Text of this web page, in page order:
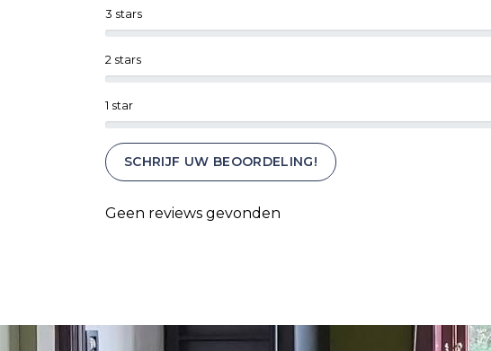
1 star
2 stars
3 stars
SCHRIJF UW BEOORDELING!
Geen reviews gevonden